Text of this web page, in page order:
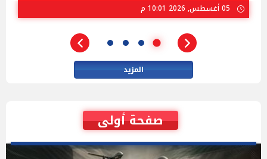
المزيد
صفحة أولى